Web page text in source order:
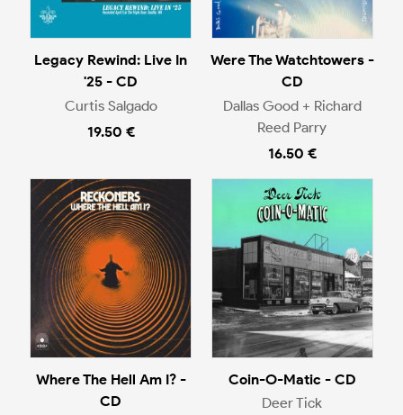
Legacy Rewind: Live In
'25 - CD
Curtis Salgado
19.50 €
Were The Watchtowers -
CD
Dallas Good + Richard
Reed Parry
16.50 €
Where The Hell Am I? -
CD
Coin-O-Matic - CD
Deer Tick